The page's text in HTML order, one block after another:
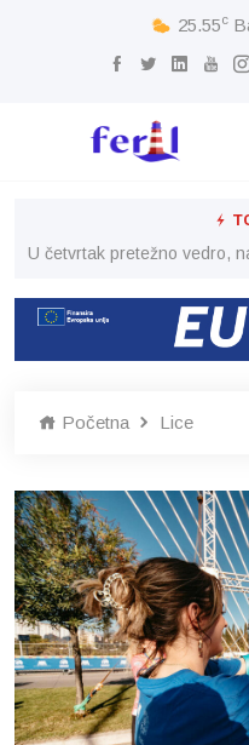
25.55c
U četvrtak pretežno vedro,
Početna Lice